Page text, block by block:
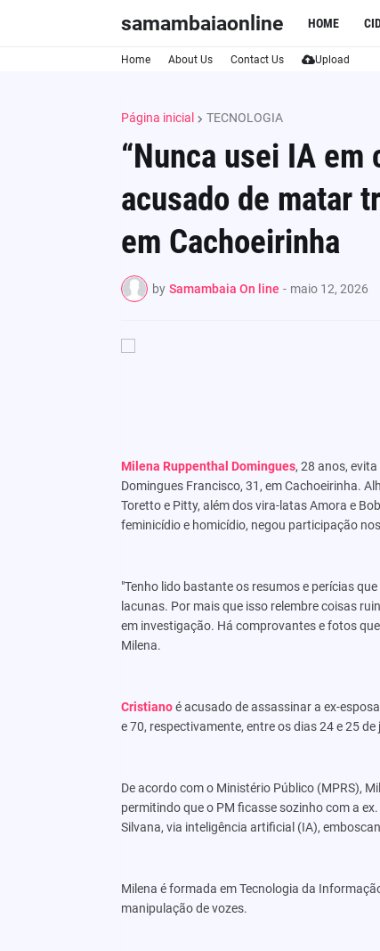
samambaiaonline HOME
Home About Us Contact Us Upload
Página inicial TECNOLOGIA
“Nunca usei IA em
acusado de matar
em Cachoeirinha
by Samambaia On line - maio 12, 2026
Milena Ruppenthal Domingues, 28 anos,
Domingues Francisco, 31, em Cachoeirinha.
Toretto e Pitty, além dos vira-latas Amora e
feminicídio e homicídio, negou participação nos
"Tenho lido bastante os resumos e perícias
lacunas. Por mais que isso relembre coisas
em investigação. Há comprovantes e fotos
Milena.
Cristianoé acusado de assassinar a ex-
e 70, respectivamente, entre os dias 24 e 25
De acordo com o Ministério Público (MPRS),
permitindo que o PM ficasse sozinho com a
Silvana, via inteligência artificial (IA),
Milena é formada em Tecnologia da
manipulação de vozes.